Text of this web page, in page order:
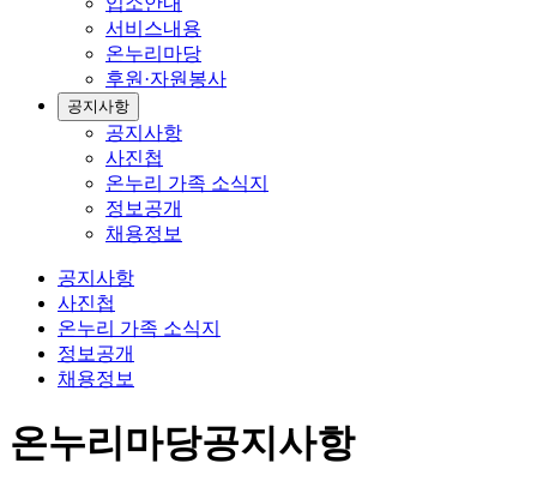
서비스내용
온누리마당
후원·자원봉사
공지사항
공지사항
사진첩
온누리 가족 소식지
정보공개
채용정보
공지사항
사진첩
온누리 가족 소식지
정보공개
채용정보
온누리마당공지사항